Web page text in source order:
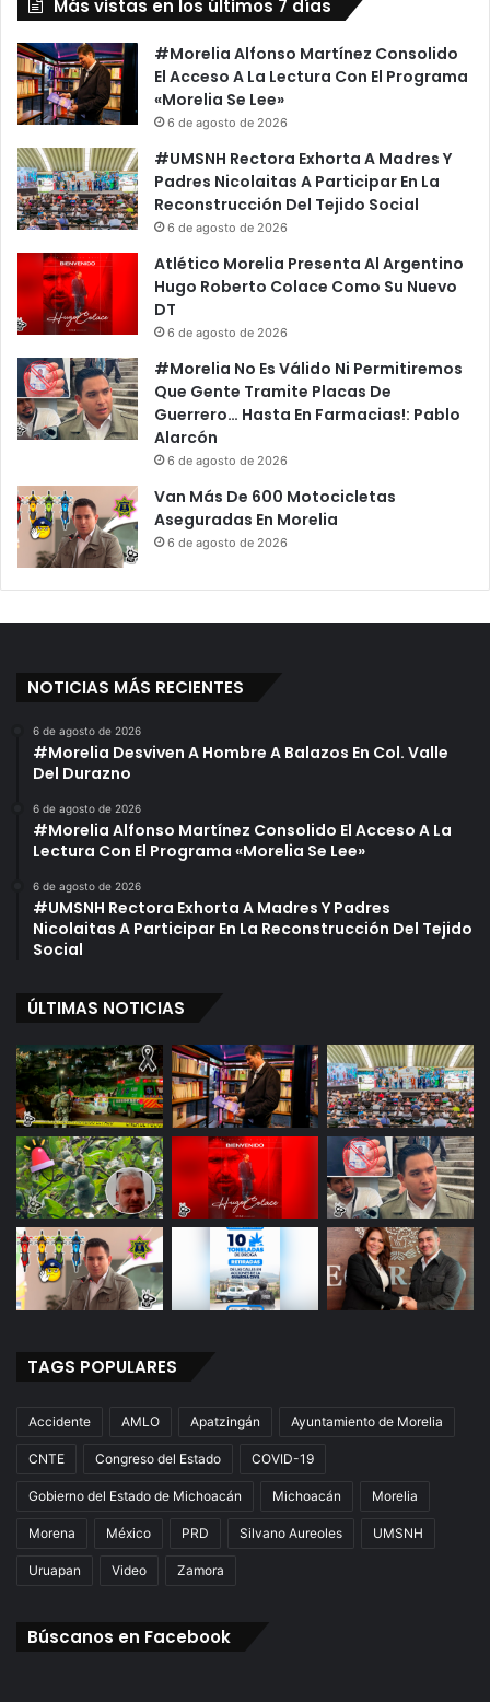
Más vistas en los últimos 7 días
#Morelia Alfonso Martínez Consolido
El Acceso A La Lectura Con El Programa
«Morelia Se Lee»
6 de agosto de 2026
#UMSNH Rectora Exhorta A Madres Y
Padres Nicolaitas A Participar En La
Reconstrucción Del Tejido Social
6 de agosto de 2026
Atlético Morelia Presenta Al Argentino
Hugo Roberto Colace Como Su Nuevo
DT
6 de agosto de 2026
#Morelia No Es Válido Ni Permitiremos
Que Gente Tramite Placas De
Guerrero… Hasta En Farmacias!: Pablo
Alarcón
6 de agosto de 2026
Van Más De 600 Motocicletas
Aseguradas En Morelia
6 de agosto de 2026
NOTICIAS MÁS RECIENTES
6 de agosto de 2026
#Morelia Desviven A Hombre A Balazos En Col. Valle
Del Durazno
6 de agosto de 2026
#Morelia Alfonso Martínez Consolido El Acceso A La
Lectura Con El Programa «Morelia Se Lee»
6 de agosto de 2026
#UMSNH Rectora Exhorta A Madres Y Padres
Nicolaitas A Participar En La Reconstrucción Del Tejido
Social
ÚLTIMAS NOTICIAS
TAGS POPULARES
Accidente AMLO Apatzingán Ayuntamiento de Morelia
CNTE Congreso del Estado COVID-19
Gobierno del Estado de Michoacán Michoacán Morelia
Morena México PRD Silvano Aureoles UMSNH
Uruapan Video Zamora
Búscanos en Facebook